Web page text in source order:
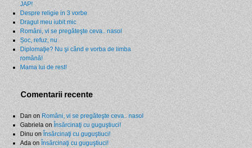
JAP!
Despre religie in 3 vorbe
Dragul meu iubit mic
Români, vi se pregăteşte ceva.. nasol
Șoc, refuz, nu
Diplomaţie? Nu şi când e vorba de limba
română!
Mama lui de rest!
Comentarii recente
Danon Români, vi se pregăteşte ceva.. nasol
GabrielaonÎnsărcinaţi cu guguştiuci!
DinuonÎnsărcinaţi cu guguştiuci!
AdaonÎnsărcinaţi cu guguştiuci!